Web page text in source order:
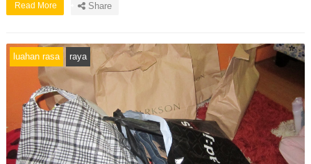
Read More Share
luahan rasa raya